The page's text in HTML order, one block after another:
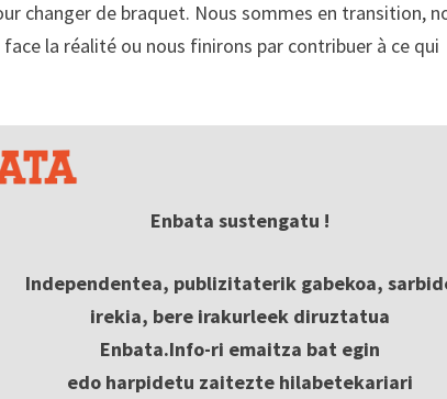
changer de braquet. Nous sommes en transition,
la réalité ou nous finirons par contribuer à ce qui
Enbata sustengatu !
Independentea, publizitaterik gabekoa,
irekia, bere irakurleek diruztatua
Enbata.Info-ri emaitza bat egin
edo harpidetu zaitezte hilabetekariari